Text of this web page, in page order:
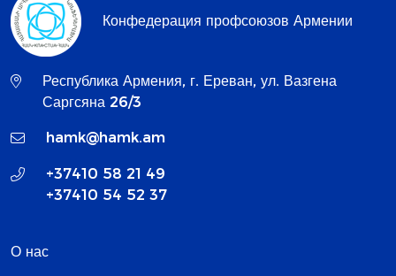
Конфедерация профсоюзов Армении
Республика Армения, г. Ереван, ул. Вазгена
Саргсяна 26/3
hamk@hamk.am
+37410 58 21 49
+37410 54 52 37
О нас